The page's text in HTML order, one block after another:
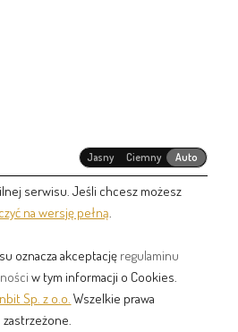
Jasny Ciemny Auto
serwisu. Jeśli chcesz możesz
na wersję pełną
oznacza akceptację regulaminu
w tym informacji o Cookies.
Sp. z o.o. Wszelkie prawa
zastrzeżone.